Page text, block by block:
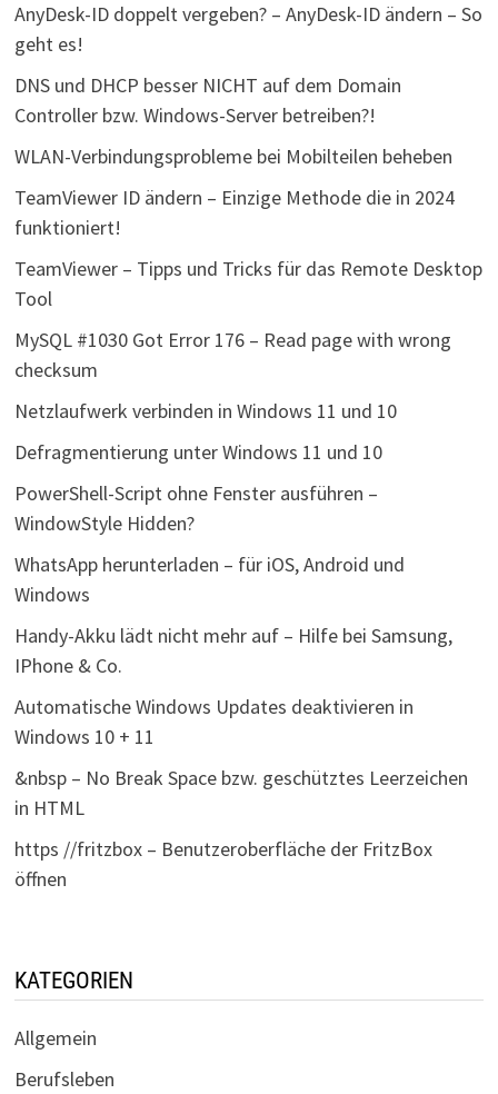
AnyDesk-ID doppelt vergeben? – AnyDesk-ID ändern – So
geht es!
DNS und DHCP besser NICHT auf dem Domain
Controller bzw. Windows-Server betreiben?!
WLAN-Verbindungsprobleme bei Mobilteilen beheben
TeamViewer ID ändern – Einzige Methode die in 2024
funktioniert!
TeamViewer – Tipps und Tricks für das Remote Desktop
Tool
MySQL #1030 Got Error 176 – Read page with wrong
checksum
Netzlaufwerk verbinden in Windows 11 und 10
Defragmentierung unter Windows 11 und 10
PowerShell-Script ohne Fenster ausführen –
WindowStyle Hidden?
WhatsApp herunterladen – für iOS, Android und
Windows
Handy-Akku lädt nicht mehr auf – Hilfe bei Samsung,
IPhone & Co.
Automatische Windows Updates deaktivieren in
Windows 10 + 11
&nbsp – No Break Space bzw. geschütztes Leerzeichen
in HTML
https //fritzbox – Benutzeroberfläche der FritzBox
öffnen
KATEGORIEN
Allgemein
Berufsleben